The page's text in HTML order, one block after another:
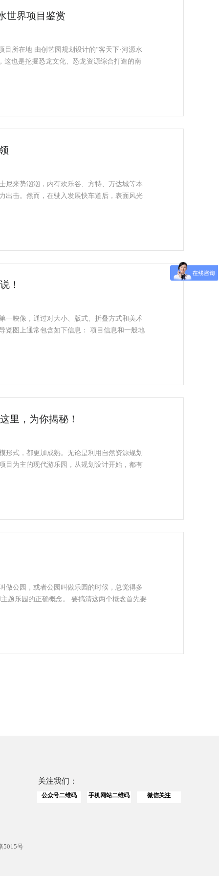
世界项目鉴赏
所在地 由创艺园规划设计的“客天下·河源水
这也是挖掘恐龙文化、恐龙资源综合打造的南
尼来势汹汹，内有欢乐谷、方特、万达城等本
出击。然而，在驶入发展快车道后，表面风光
！
一映像，通过对大小、版式、折叠方式和美术
览图上通常包含如下信息： 项目信息和一般地
里，为你揭秘！
形式，都更加成熟。无论是利用自然资源规划
目为主的现代游乐园，从规划设计开始，都有
做公园，或者公园叫做乐园的时候，总觉得多
题乐园的正确概念。 要搞清这两个概念首先要
5015号
关注我们：
公众号二维码 手机网站二维码 微信关注